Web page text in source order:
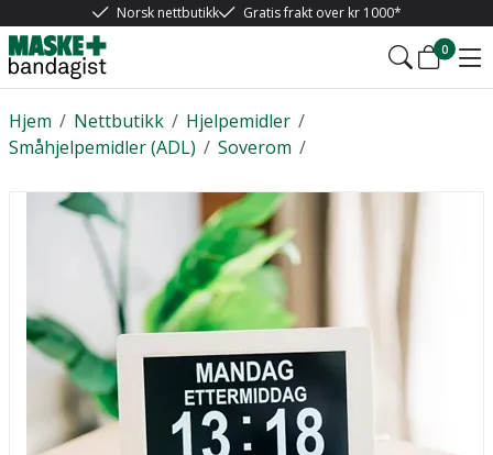
Norsk nettbutikk Gratis frakt over kr 1000*
0
/
Hjem /
Nettbutikk /
Hjelpemidler
/
Småhjelpemidler (ADL) /
Soverom